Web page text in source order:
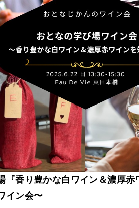
『香り豊かな白ワイン＆濃厚
イン会〜